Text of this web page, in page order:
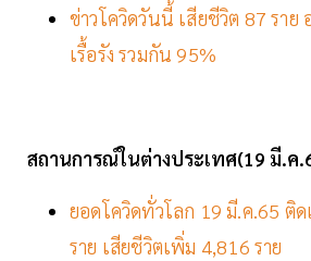
ข่าวโควิดวันนี้ เสียชีวิต 87 ราย
เรื้อรัง รวมกัน 95%
สถานการณ์ในต่างประเทศ(19 มี.ค
ยอดโควิดทั่วโลก 19 มี.ค.65 ติ
ราย เสียชีวิตเพิ่ม 4,816 ราย